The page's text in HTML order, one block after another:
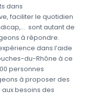
dans
faciliter le quotidien
sont autant de
à répondre.
dans l’aide
du-Rhône à ce
personnes
à proposer des
besoins des